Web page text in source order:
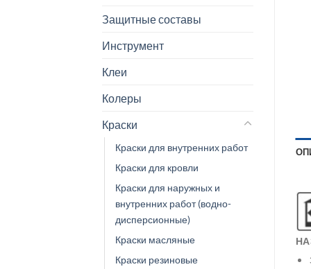
Защитные составы
Инструмент
Клеи
Колеры
Краски
Краски для внутренних работ
Краски для кровли
Краски для наружных и
внутренних работ (водно-
дисперсионные)
Краски масляные
Краски резиновые